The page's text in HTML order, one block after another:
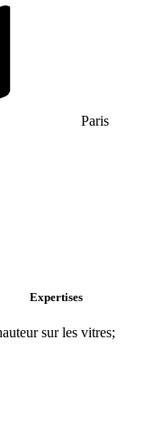
Paris
Expertises
sur les vitres;